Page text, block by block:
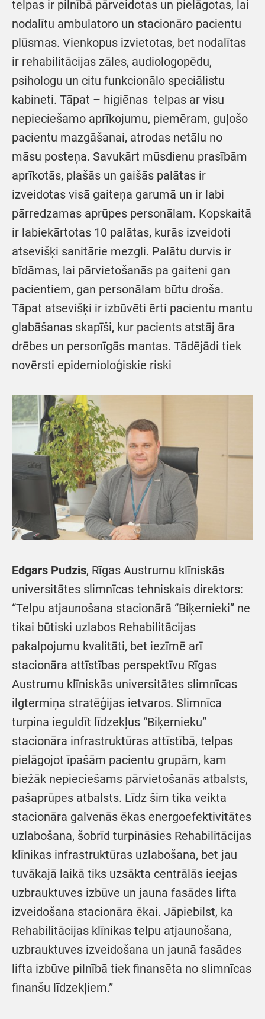
telpas ir pilnībā pārveidotas un pielāgotas, lai
nodalītu ambulatoro un stacionāro pacientu
plūsmas. Vienkopus izvietotas, bet nodalītas
ir rehabilitācijas zāles, audiologopēdu,
psihologu un citu funkcionālo speciālistu
kabineti. Tāpat – higiēnas telpas ar visu
nepieciešamo aprīkojumu, piemēram, guļošo
pacientu mazgāšanai, atrodas netālu no
māsu posteņa. Savukārt mūsdienu prasībām
aprīkotās, plašās un gaišās palātas ir
izveidotas visā gaiteņa garumā un ir labi
pārredzamas aprūpes personālam. Kopskaitā
ir labiekārtotas 10 palātas, kurās izveidoti
atsevišķi sanitārie mezgli. Palātu durvis ir
bīdāmas, lai pārvietošanās pa gaiteni gan
pacientiem, gan personālam būtu droša.
Tāpat atsevišķi ir izbūvēti ērti pacientu mantu
glabāšanas skapīši, kur pacients atstāj āra
drēbes un personīgās mantas. Tādējādi tiek
novērsti epidemioloģiskie riski
Edgars Pudzis, Rīgas Austrumu klīniskās
universitātes slimnīcas tehniskais direktors:
“Telpu atjaunošana stacionārā “Biķernieki” ne
tikai būtiski uzlabos Rehabilitācijas
pakalpojumu kvalitāti, bet iezīmē arī
stacionāra attīstības perspektīvu Rīgas
Austrumu klīniskās universitātes slimnīcas
ilgtermiņa stratēģijas ietvaros. Slimnīca
turpina ieguldīt līdzekļus “Biķernieku”
stacionāra infrastruktūras attīstībā, telpas
pielāgojot īpašām pacientu grupām, kam
biežāk nepieciešams pārvietošanās atbalsts,
pašaprūpes atbalsts. Līdz šim tika veikta
stacionāra galvenās ēkas energoefektivitātes
uzlabošana, šobrīd turpināsies Rehabilitācijas
klīnikas infrastruktūras uzlabošana, bet jau
tuvākajā laikā tiks uzsākta centrālās ieejas
uzbrauktuves izbūve un jauna fasādes lifta
izveidošana stacionāra ēkai. Jāpiebilst, ka
Rehabilitācijas klīnikas telpu atjaunošana,
uzbrauktuves izveidošana un jaunā fasādes
lifta izbūve pilnībā tiek finansēta no slimnīcas
finanšu līdzekļiem.”